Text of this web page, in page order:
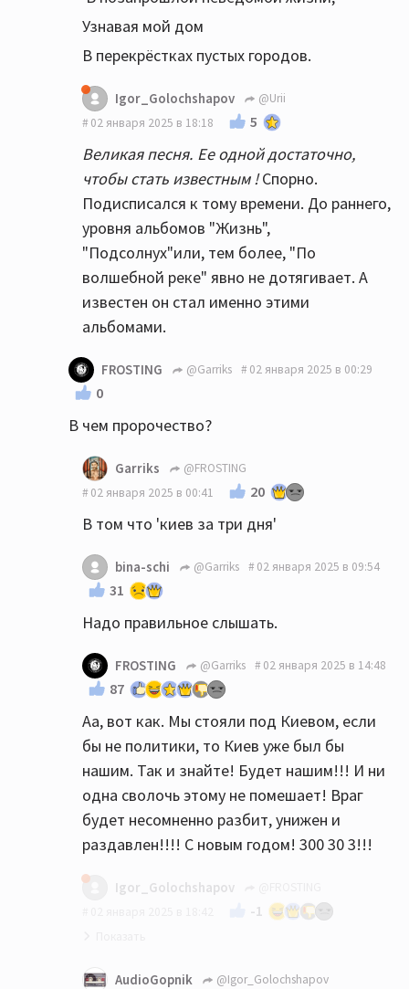
одинаковые...почти одинаковые!
Узнавая мой дом
В перекрёстках пустых городов.
Igor_Golochshapov
@Urii
02 января 2025 в 18:18
5
Великая песня. Ее одной достаточно,
чтобы стать известным !Спорно.
Подисписался к тому времени. До раннего,
уровня альбомов "Жизнь",
"Подсолнух"или, тем более, "По
волшебной реке" явно не дотягивает. А
известен он стал именно этими
альбомами.
FROSTING @Garriks 02 января 2025 в 00:29
0
В чем пророчество?
Garriks
@FROSTING
02 января 2025 в 00:41
20
В том что 'киев за три дня'
bina-schi @Garriks 02 января 2025 в 09:54
31
Надо правильное слышать.
FROSTING @Garriks 02 января 2025 в 14:48
87
Аа, вот как. Мы стояли под Киевом, если
бы не политики, то Киев уже был бы
нашим. Так и знайте! Будет нашим!!! И ни
одна сволочь этому не помешает! Враг
будет несомненно разбит, унижен и
раздавлен!!!! С новым годом! 300 30 3!!!
Igor_Golochshapov
-1
AudioGopnik
@Igor_Golochshapov